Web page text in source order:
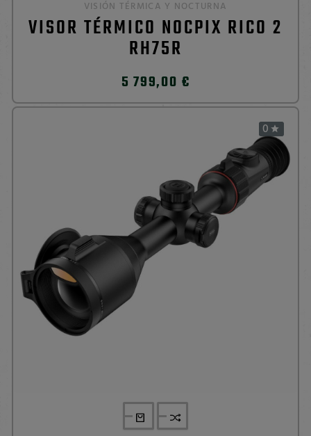
VISIÓN TÉRMICA Y NOCTURNA
VISOR TÉRMICO NOCPIX RICO 2
RH75R
5 799,00 €
0 